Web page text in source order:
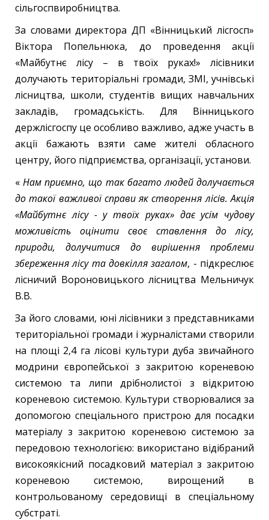
сільгоспвиробництва.
За словами директора ДП «Вінницький лісгосп»
Віктора Попельнюка, до проведення акції
«Майбутнє лісу – в твоїх руках!» лісівники
долучають територіальні громади, ЗМІ, учнівські
лісництва, школи, студентів вищих навчальних
закладів, громадськість. Для Вінницького
держлісгоспу це особливо важливо, адже участь в
акції бажають взяти саме жителі обласного
центру, його підприємства, організації, установи.
«Нам приємно, що так багато людей долучається
до такої важливої справи як створення лісів. Акція
«Майбутнє лісу - у твоїх руках» дає усім чудову
можливість оцінити своє ставлення до лісу,
природи, долучитися до вирішення проблеми
збереження лісу та довкілля загалом, - підкреслює
лісничий Вороновицького лісництва Мельничук
В.В.
За його словами, юні лісівники з представниками
територіальної громади і журналістами створили
на площі 2,4 га лісові культури дуба звичайного
модрини європейської з закритою кореневою
системою та липи дрібнолистої з відкритою
кореневою системою. Культури створювалися за
допомогою спеціального пристрою для посадки
матеріалу з закритою кореневою системою за
передовою технологією: використано відібраний
високоякісний посадковий матеріал з закритою
кореневою системою, вирощений в
контрольованому середовищі в спеціальному
субстраті.